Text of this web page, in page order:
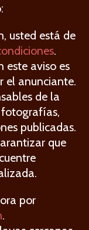
usted está de
.
este aviso es
el anunciante.
de la
publicadas.
que
por
.